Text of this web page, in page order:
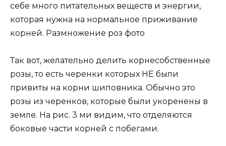
себе много питательных веществ и энергии,
которая нужна на нормальное приживание
корней. Размножение роз фото
Так вот, желательно делить корнесобственные
розы, то есть черенки которых НЕ были
привиты на корни шиповника. Обычно это
розы из черенков, которые были укоренены в
земле. На рис. 3 ми видим, что отделяются
боковые части корней с побегами.